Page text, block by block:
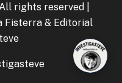
rights reserved
Fisterra & Editorial